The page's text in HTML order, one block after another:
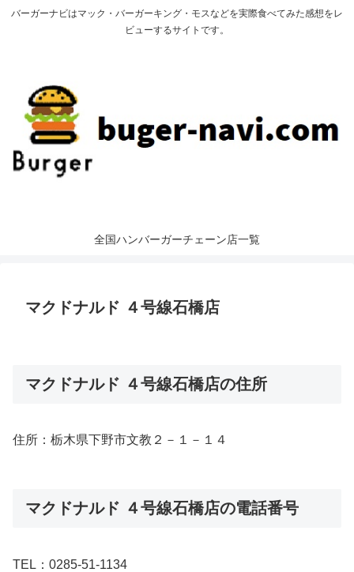
バーガーナビはマック・バーガーキング・モスなどを実際食べてみた感想をレ
ビューするサイトです。
全国ハンバーガーチェーン店一覧
マクドナルド ４号線石橋店
マクドナルド ４号線石橋店の住所
住所：栃木県下野市文教２－１－１４
マクドナルド ４号線石橋店の電話番号
TEL：0285-51-1134